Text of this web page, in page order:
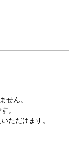
せん。
。
ただけます。